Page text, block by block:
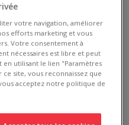
de mon numéro de
?
votre navigation, améliorer
efforts marketing et vous
Votre consentement à
nécessaires est libre et peut
utilisant le lien "Paramètres
site, vous reconnaissez que
acceptez notre politique de